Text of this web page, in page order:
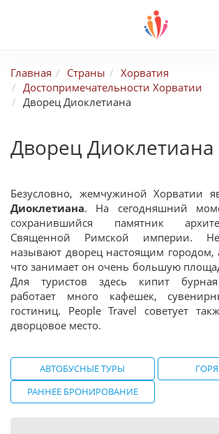
Главная Страны
Хорватия
Достопримечательности Хорватии
Дворец Диоклетиана
Дворец Диоклетиана
Безусловно, жемчужиной Хорватии
Диоклетиана. На сегодняшний
сохранившийся памятник
Священной Римской империи.
называют дворец настоящим городом,
что занимает он очень большую
Для туристов здесь кипит бурная
работает много кафешек,
гостиниц. People Travel советует
дворцовое место.
АВТОБУСНЫЕ ТУРЫ
РАННЕЕ БРОНИРОВАНИЕ